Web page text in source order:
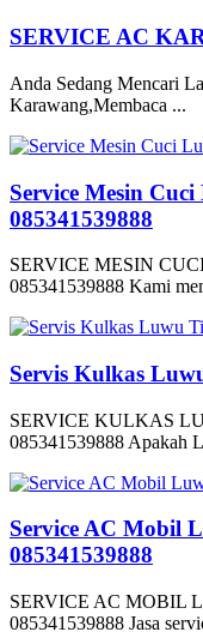
SERVICE AC
Anda Sedang Mencari
Karawang,Membaca ...
Service Mesin
085341539888
SERVICE MESIN
085341539888 Kami
Servis Kulkas
SERVICE KULKAS
085341539888 Apakah
Service AC Mobil
085341539888
SERVICE AC MOBIL
085341539888 Jasa